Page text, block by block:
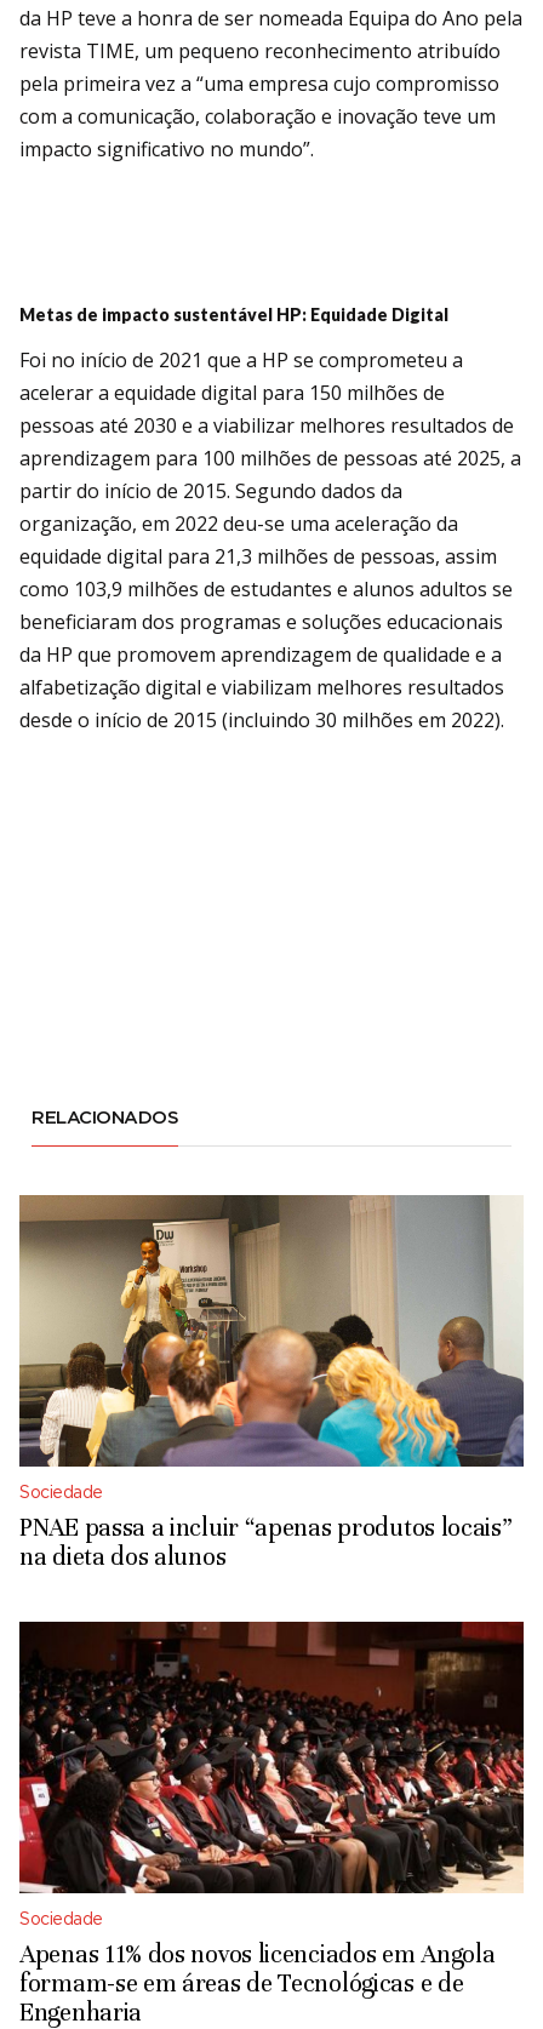
da HP teve a honra de ser nomeada Equipa do Ano pela
revista TIME, um pequeno reconhecimento atribuído
pela primeira vez a “uma empresa cujo compromisso
com a comunicação, colaboração e inovação teve um
impacto significativo no mundo”.
Metas de impacto sustentável HP: Equidade Digital
Foi no início de 2021 que a HP se comprometeu a
acelerar a equidade digital para 150 milhões de
pessoas até 2030 e a viabilizar melhores resultados de
aprendizagem para 100 milhões de pessoas até 2025, a
partir do início de 2015. Segundo dados da
organização, em 2022 deu-se uma aceleração da
equidade digital para 21,3 milhões de pessoas, assim
como 103,9 milhões de estudantes e alunos adultos se
beneficiaram dos programas e soluções educacionais
da HP que promovem aprendizagem de qualidade e a
alfabetização digital e viabilizam melhores resultados
desde o início de 2015 (incluindo 30 milhões em 2022).
RELACIONADOS
Sociedade
PNAE passa a incluir “apenas produtos locais”
na dieta dos alunos
Sociedade
Apenas 11% dos novos licenciados em Angola
formam-se em áreas de Tecnológicas e de
Engenharia